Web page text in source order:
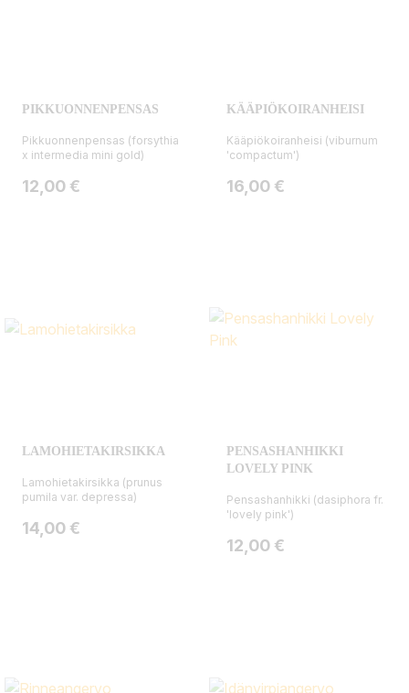
PIKKUONNENPENSAS
Pikkuonnenpensas (forsythia
x intermedia mini gold)
Hinta
12,00 €
KÄÄPIÖKOIRANHEISI
Kääpiökoiranheisi (viburnum
'compactum')
Hinta
16,00 €
LAMOHIETAKIRSIKKA
Lamohietakirsikka (prunus
pumila var. depressa)
Hinta
14,00 €
PENSASHANHIKKI
LOVELY PINK
Pensashanhikki (dasiphora fr.
'lovely pink')
Hinta
12,00 €